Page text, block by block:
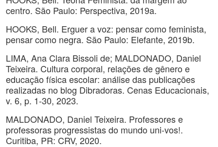
centro. São Paulo: Perspectiva, 2019a.
HOOKS, Bell. Erguer a voz: pensar como feminista,
pensar como negra. São Paulo: Elefante, 2019b.
LIMA, Ana Clara Bissoli de; MALDONADO, Daniel
Teixeira. Cultura corporal, relações de gênero e
educação física escolar: análise das publicações
realizadas no blog Dibradoras. Cenas Educacionais,
v. 6, p. 1-30, 2023.
MALDONADO, Daniel Teixeira. Professores e
professoras progressistas do mundo uni-vos!.
Curitiba, PR: CRV, 2020.